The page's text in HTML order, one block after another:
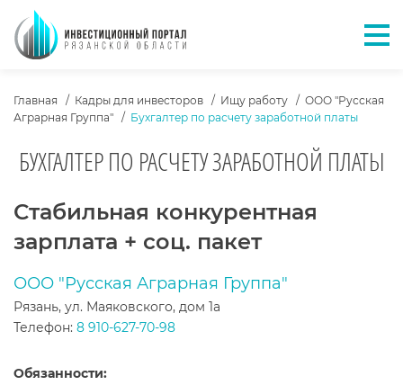
ХЛЕБНЫЕ КРОШКИ
Главная Кадры для инвесторов Ищу работу
ООО "Русская
Аграрная Группа"
Бухгалтер по расчету заработной платы
БУХГАЛТЕР ПО РАСЧЕТУ ЗАРАБОТНОЙ ПЛАТЫ
ТЕКСТ ВАКАНСИИ
Стабильная конкурентная
зарплата + соц. пакет
ООО "Русская Аграрная Группа"
Рязань, ул. Маяковского, дом 1а
Телефон: 8 910-627-70-98
Обязанности: